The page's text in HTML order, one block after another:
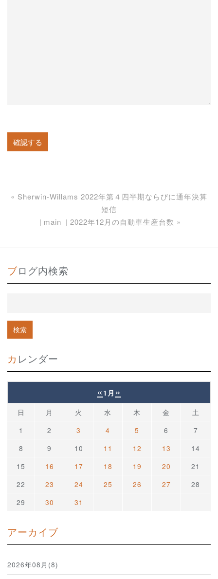
« Sherwin-Willams 2022年第４四半期ならびに通年決算
短信
main
2022年12月の自動車生産台数 »
ブログ内検索
カレンダー
« 1月 »
日 月 火 水 木 金
土
1
2 3 4 5 6
7
8
9 10 11 12 13
14
15
16 17 18 19 20
21
22
23 24 25 26 27
28
29
30 31
アーカイブ
2026年08月(8)